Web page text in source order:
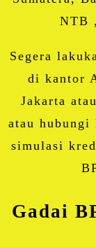
NTB
Segera
di kantor
Jakarta
atau
simulasi
Gadai